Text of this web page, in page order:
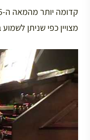
מצויין כפי שניתן